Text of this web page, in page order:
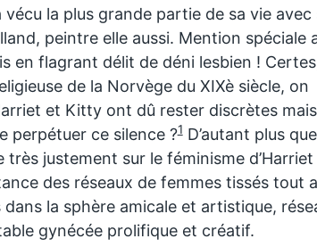
vécu la plus grande partie de sa vie avec
peintre elle aussi. Mention spéciale
en flagrant délit de déni lesbien !
de la Norvège du XIXè siècle, on
et Kitty ont dû rester discrètes
perpétuer ce silence ?1D’autant plus que
très justement sur le féminisme d’Harriet
des réseaux de femmes tissés tout
dans la sphère amicale et artistique,
gynécée prolifique et créatif.